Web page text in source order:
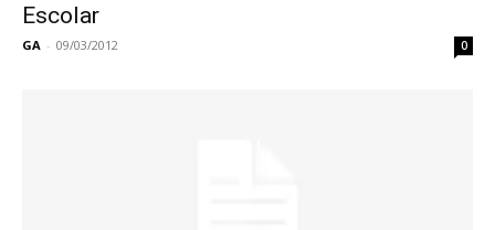
Escolar
GA - 09/03/2012 0